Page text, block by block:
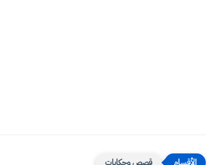
قصص وحكايات